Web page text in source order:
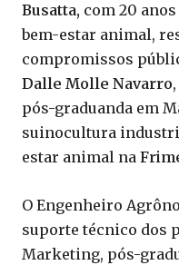
Busatta, com 20
bem-estar animal,
compromissos
Dalle Molle Navarro
pós-graduanda em
suinocultura
estar animal na
O Engenheiro
suporte técnico dos
Marketing, pós-